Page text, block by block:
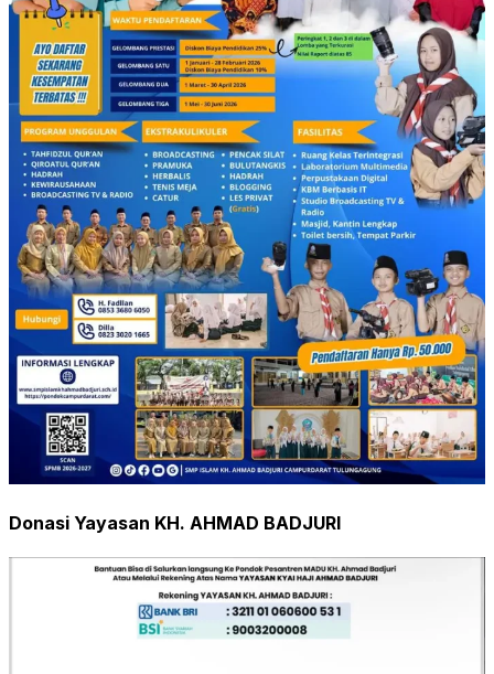
Donasi Yayasan KH. AHMAD BADJURI